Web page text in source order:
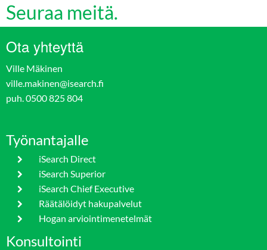
Seuraa meitä.
Ota yhteyttä
Ville Mäkinen
ville.makinen@isearch.fi
puh. 0500 825 804
Työnantajalle
iSearch Direct
iSearch Superior
iSearch Chief Executive
Räätälöidyt hakupalvelut
Hogan arviointimenetelmät
Konsultointi